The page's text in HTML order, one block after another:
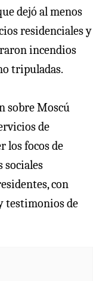
dejó al menos
residenciales y
incendios
tripuladas.
sobre Moscú
de
los focos de
sociales
con
testimonios de